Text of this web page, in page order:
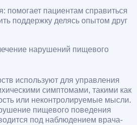
помогает пациентам справиться
поддержку делясь опытом друг
нарушений пищевого
используют для управления
симптомами, такими как
или неконтролируемые мысли.
пищевого поведения
под наблюдением врача-